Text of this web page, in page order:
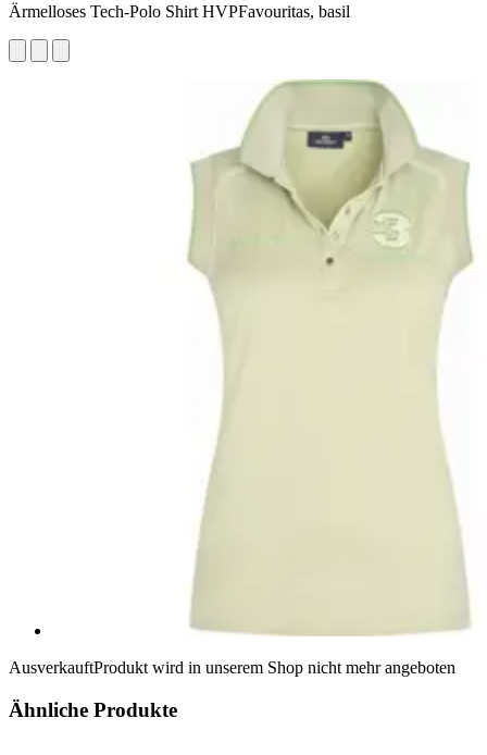
Ärmelloses Tech-Polo Shirt HVPFavouritas, basil
AusverkauftProdukt wird in unserem Shop nicht mehr angeboten
Ähnliche Produkte